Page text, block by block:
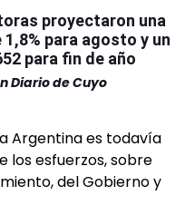
proyectaron una
para agosto y un
para fin de año
Diario de Cuyo
Argentina es todavía
los esfuerzos, sobre
del Gobierno y